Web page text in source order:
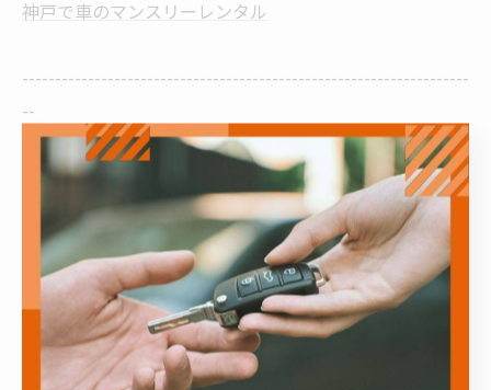
神戸で車のマンスリーレンタル
--------------------------------------------------------------------
--
マンスリー
< 前のページ 一覧に戻る 次のページ >
関連タグ